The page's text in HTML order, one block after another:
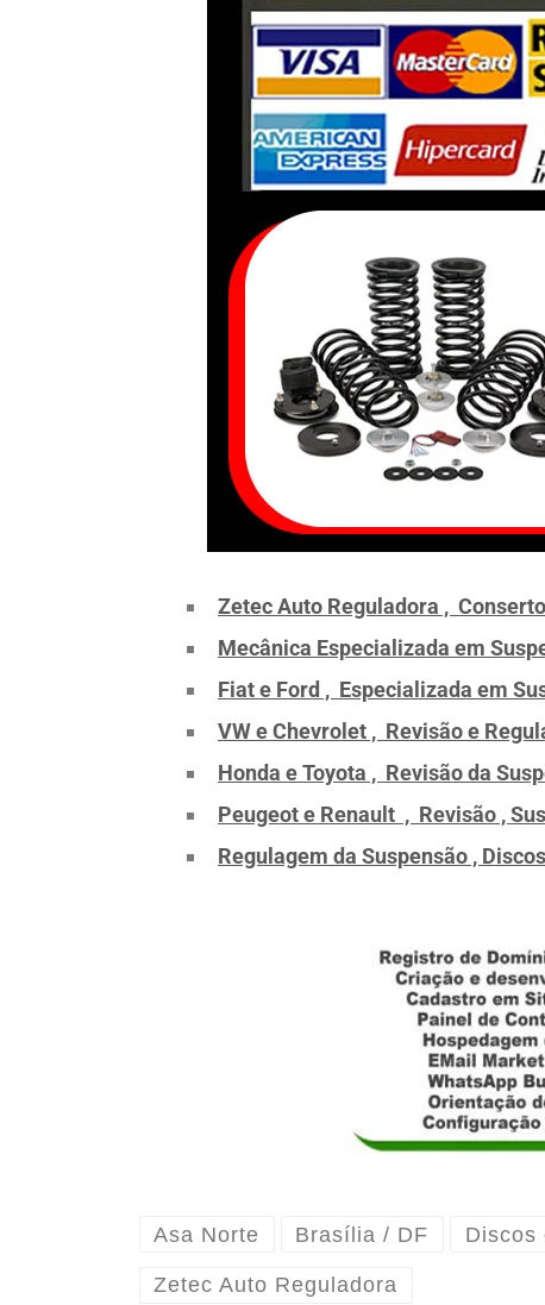
Zetec Auto Reguladora ,
Mecânica Especializada em
Fiat e Ford , Especializada em
VW e Chevrolet , Revisão e
Honda e Toyota , Revisão da
Peugeot e Renault , Revisão ,
Regulagem da Suspensão ,
Asa Norte Brasília / DF Discos
Zetec Auto Reguladora